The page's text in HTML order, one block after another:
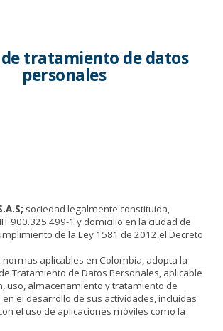
tratamiento de datos
personales
sociedad legalmente constituida,
900.325.499-1 y domicilio en la ciudad de
de la Ley 1581 de 2012,el Decreto
aplicables en Colombia, adopta la
Tratamiento de Datos Personales, aplicable
uso, almacenamiento y tratamiento de
el desarrollo de sus actividades, incluidas
el uso de aplicaciones móviles como la